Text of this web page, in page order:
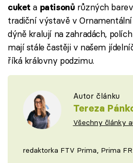
cuket a patisonů různých
tradiční výstavě v Ornamentální
dýně kralují na zahradách,
mají stále častěji v našem
říká královny podzimu.
Autor článku
Tereza
Všechny články
redaktorka FTV Prima, Prima